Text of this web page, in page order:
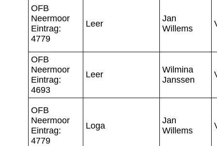
OFB
Neermoor
Eintrag:
4779
Leer
Jan
Willems
OFB
Neermoor
Eintrag:
4693
Leer
Wilmina
Janssen
OFB
Neermoor
Eintrag:
4779
Loga
Jan
Willems